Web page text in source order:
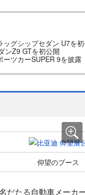
グシップセダン U7を
ンZ9 GTを初公開
ツカーSUPER 9を披露
仰望のブース
だたる自動車メーカ